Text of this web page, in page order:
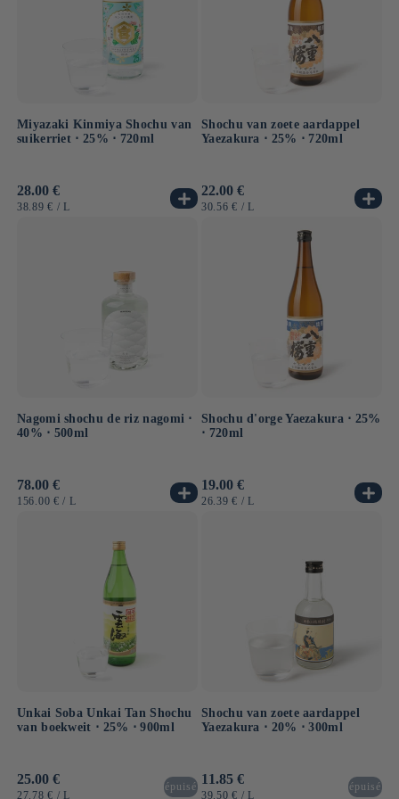
Miyazaki Kinmiya Shochu van
suikerriet ⋅ 25% ⋅ 720ml
Normale
prijs
28.00 €
EENHEIDSPRIJS
38.89 € / PER
L
Shochu van zoete aardappel
Yaezakura ⋅ 25% ⋅ 720ml
Normale
prijs
22.00 €
EENHEIDSPRIJS
30.56 € / PER
L
Nagomi shochu de riz nagomi ⋅
40% ⋅ 500ml
Normale
prijs
78.00 €
EENHEIDSPRIJS
156.00 € / PER
L
Shochu d'orge Yaezakura ⋅ 25%
⋅ 720ml
Normale
prijs
19.00 €
EENHEIDSPRIJS
26.39 € / PER
L
Unkai Soba Unkai Tan Shochu
van boekweit ⋅ 25% ⋅ 900ml
Normale
prijs
25.00 €
EENHEIDSPRIJS
27.78 € / PER
L
épuisé
Shochu van zoete aardappel
Yaezakura ⋅ 20% ⋅ 300ml
Normale
prijs
11.85 €
EENHEIDSPRIJS
39.50 € / PER
L
épuisé